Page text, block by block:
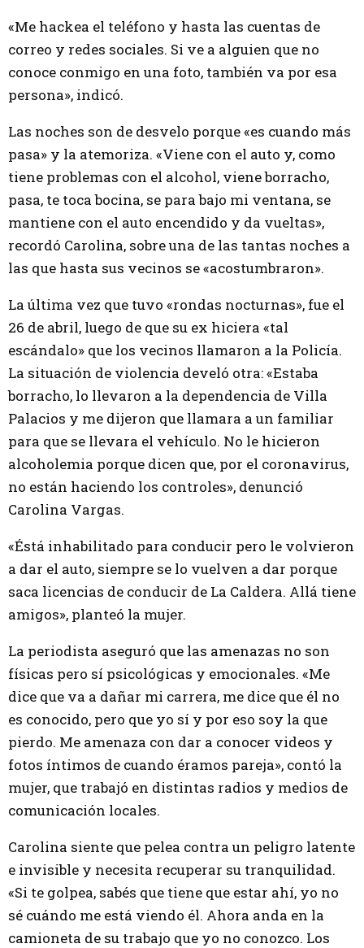
«Me hackea el teléfono y hasta las cuentas de
correo y redes sociales. Si ve a alguien que no
conoce conmigo en una foto, también va por esa
persona», indicó.
Las noches son de desvelo porque «es cuando más
pasa» y la atemoriza. «Viene con el auto y, como
tiene problemas con el alcohol, viene borracho,
pasa, te toca bocina, se para bajo mi ventana, se
mantiene con el auto encendido y da vueltas»,
recordó Carolina, sobre una de las tantas noches a
las que hasta sus vecinos se «acostumbraron».
La última vez que tuvo «rondas nocturnas», fue el
26 de abril, luego de que su ex hiciera «tal
escándalo» que los vecinos llamaron a la Policía.
La situación de violencia develó otra: «Estaba
borracho, lo llevaron a la dependencia de Villa
Palacios y me dijeron que llamara a un familiar
para que se llevara el vehículo. No le hicieron
alcoholemia porque dicen que, por el coronavirus,
no están haciendo los controles», denunció
Carolina Vargas.
«Éstá inhabilitado para conducir pero le volvieron
a dar el auto, siempre se lo vuelven a dar porque
saca licencias de conducir de La Caldera. Allá tiene
amigos», planteó la mujer.
La periodista aseguró que las amenazas no son
físicas pero sí psicológicas y emocionales. «Me
dice que va a dañar mi carrera, me dice que él no
es conocido, pero que yo sí y por eso soy la que
pierdo. Me amenaza con dar a conocer videos y
fotos íntimos de cuando éramos pareja», contó la
mujer, que trabajó en distintas radios y medios de
comunicación locales.
Carolina siente que pelea contra un peligro latente
e invisible y necesita recuperar su tranquilidad.
«Si te golpea, sabés que tiene que estar ahí, yo no
sé cuándo me está viendo él. Ahora anda en la
camioneta de su trabajo que yo no conozco. Los